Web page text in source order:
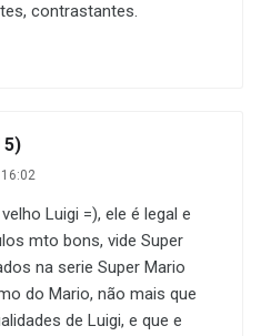
contrastantes.
5)
Luigi =), ele é legal e
mto bons, vide Super
na serie Super Mario
do Mario, não mais que
de Luigi, e que e